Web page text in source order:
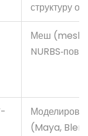
структуру
Меш
(Maya,